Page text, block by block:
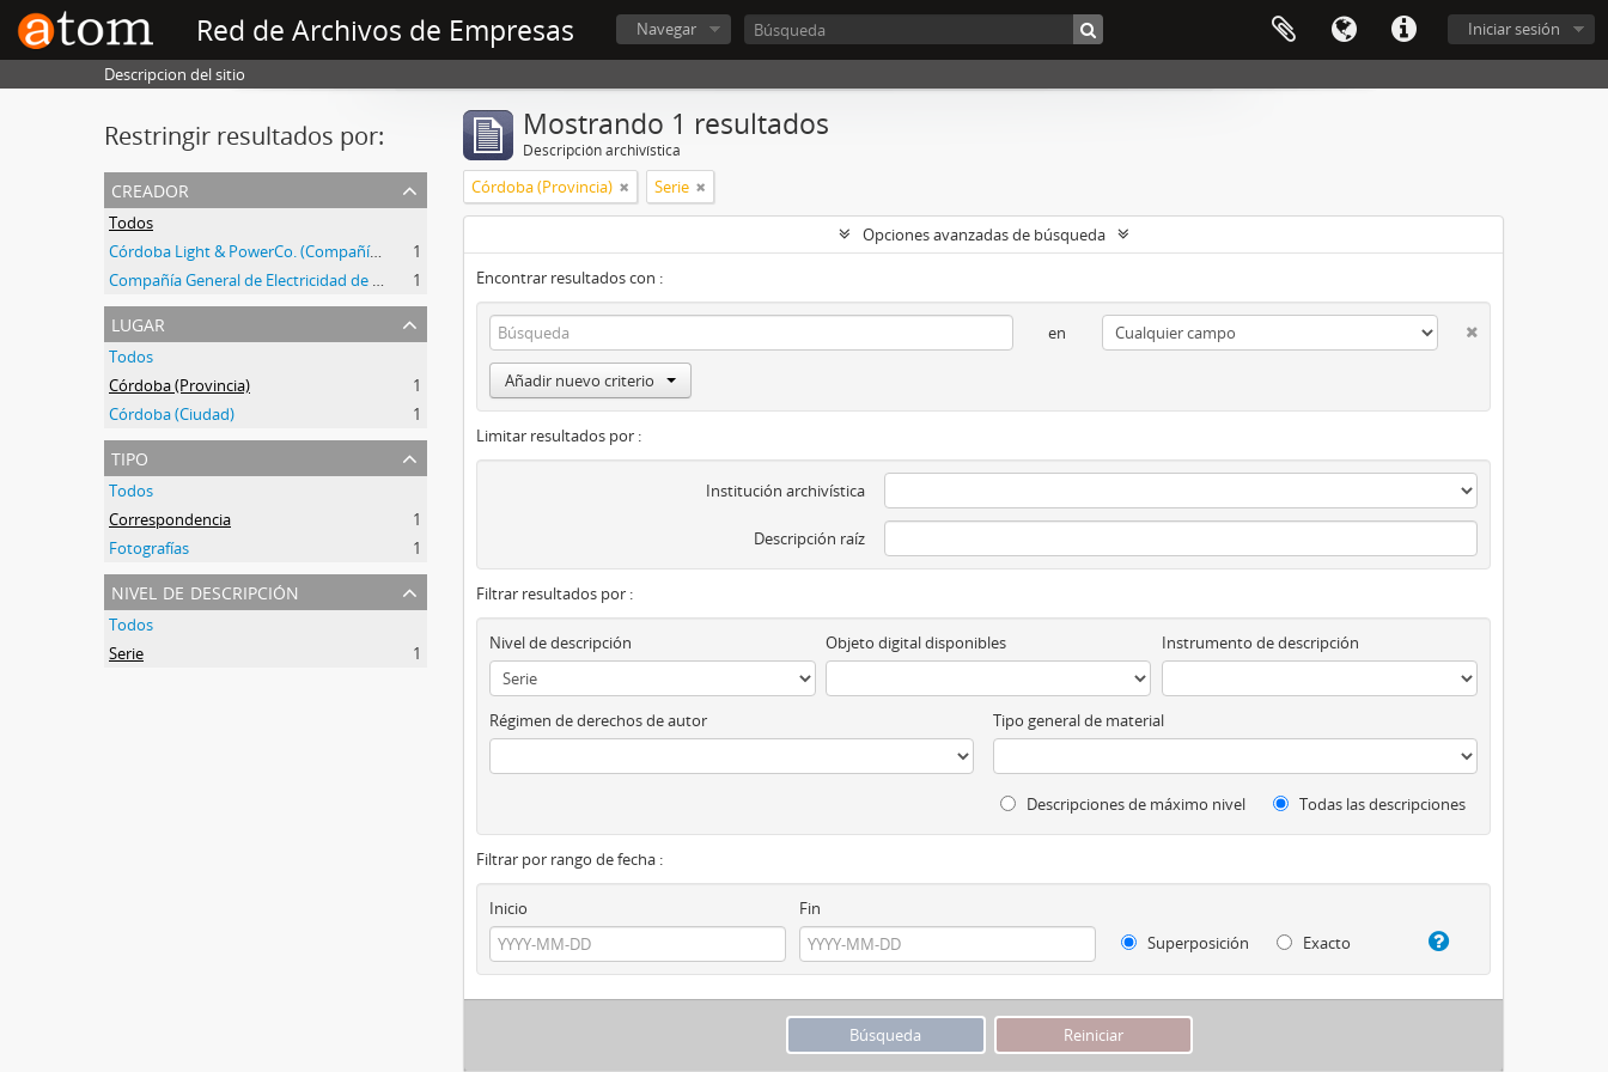
Red de Archivos de Empresas Iniciar sesión
Navegar
Descripcion del sitio
Restringir resultados por:
creador
Todos
Córdoba Light & PowerCo. (Compañía de Luz y Fuerza de Córdoba)
1
Compañía General de Electricidad de Córdoba
1
lugar
Todos
Córdoba (Provincia)
1
Córdoba (Ciudad)
1
tipo
Todos
Correspondencia
1
Fotografías
1
nivel de descripción
Todos
Serie
1
Mostrando 1 resultados
Descripción archivística
Córdoba (Provincia) Serie
Opciones avanzadas de búsqueda
Encontrar resultados con :
en
Añadir nuevo criterio
Limitar resultados por :
Institución archivística
Descripción raíz
Filtrar resultados por :
Nivel de descripción Objeto digital disponibles Instrumento de descripción
Régimen de derechos de autor Tipo general de material
Descripciones de máximo nivel Todas las descripciones
Filtrar por rango de fecha :
Inicio
Fin
Superposición
Exacto